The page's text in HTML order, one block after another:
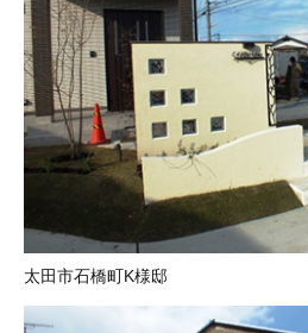
太田市石橋町K様邸